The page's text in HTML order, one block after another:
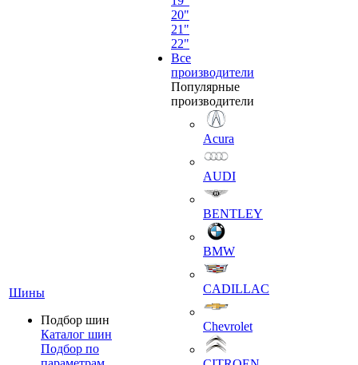
Шины
Подбор шин
Каталог шин
Подбор по
20"
21"
22"
Все
производители
Популярные
производители
Acura
AUDI
BENTLEY
BMW
CADILLAC
Chevrolet